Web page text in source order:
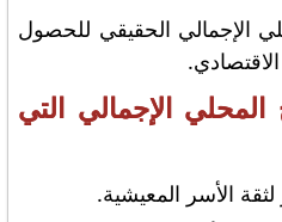
الإجمالي الحقيقي للحصول
الإجمالي التي
الأسر المعيشية.